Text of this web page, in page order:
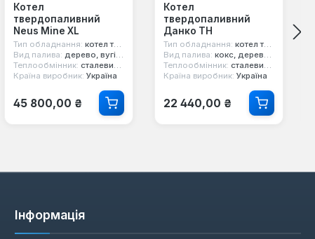
Котел
твердопаливний
Neus Mine XL
Тип обладнання: котел твердопаливний
Вид палива: дерево, вугілля, брикети, торф
Теплообмінник: сталевий 6 мм
Країна виробник: Україна
Звичайна ціна:
45 800,00 ₴
Котел
твердопаливний
Данко ТН
Тип обладнання: котел твердопаливний
Вид палива: кокс, дерево, вугілля
Теплообмінник: сталевий 4 мм
Країна виробник: Україна
Звичайна ціна:
22 440,00 ₴
Інформація